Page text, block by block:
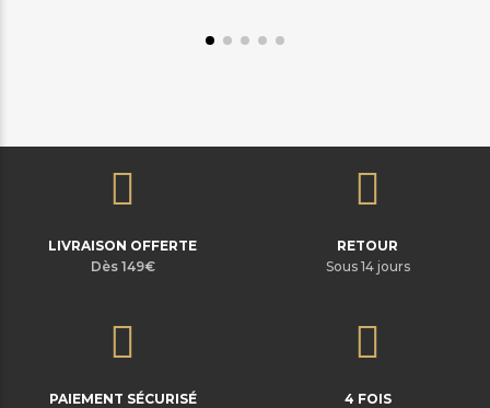
LIVRAISON OFFERTE
Dès 149€
RETOUR
Sous 14 jours
PAIEMENT SÉCURISÉ
4 FOIS